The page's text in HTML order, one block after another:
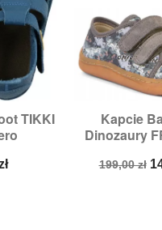
TIKKI
Kapcie
Dinozaury
Cena
199,00 zł